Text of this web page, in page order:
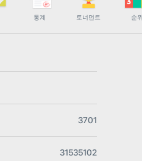
통계 토너먼트 순
3701
31535102